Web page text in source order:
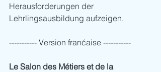
Herausforderungen der
Lehrlingsausbildung aufzeigen.
----------- Version franćaise -----------
Le Salon des Métiers et de la